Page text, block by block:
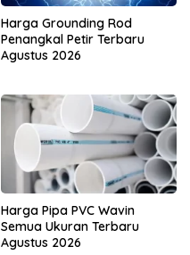
Harga Grounding Rod
Penangkal Petir Terbaru
Agustus 2026
Harga Pipa PVC Wavin
Semua Ukuran Terbaru
Agustus 2026